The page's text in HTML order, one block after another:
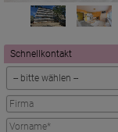
Schnellkontakt